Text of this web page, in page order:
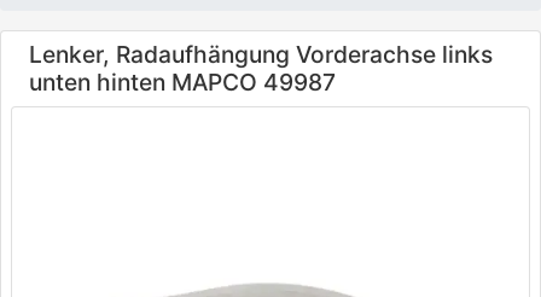
Lenker, Radaufhängung Vorderachse links
unten hinten MAPCO 49987